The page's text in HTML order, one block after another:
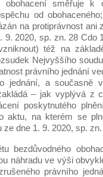
obohacení směřuje k
od
na protiprávnost ani
2020, sp. zn. 28 Cdo
též na
Nejvyššího
právního jednání
jednání, a současně
– jak vyplývá z
poskytnutého
aktu, na kterém se
dne 1. 9. 2020, sp.
bezdůvodného
náhradu ve výši
právního